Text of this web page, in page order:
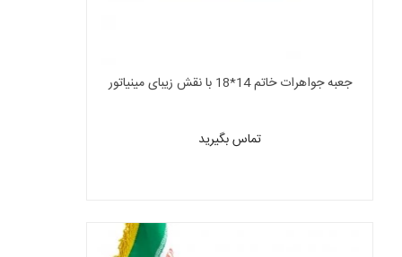
جعبه جواهرات خاتم 14*18 با نقش زیبای مینیاتور
تماس بگیرید